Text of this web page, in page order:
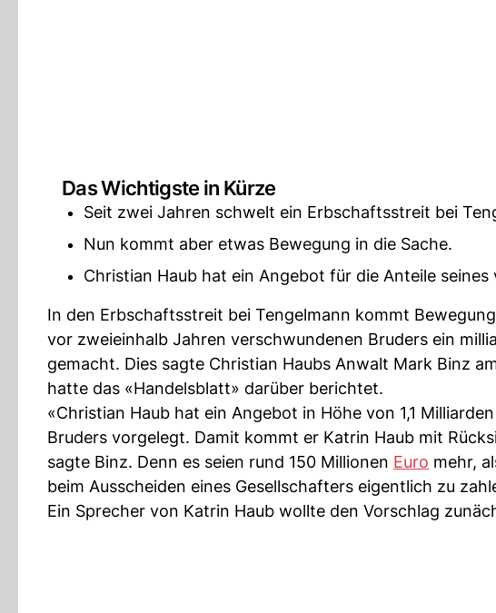
Das Wichtigste in Kürze
Seit zwei Jahren schwelt ein Erbschaftsstreit bei
Nun kommt aber etwas Bewegung in die Sache.
Christian Haub hat ein Angebot für die Anteile
In den Erbschaftsstreit bei Tengelmann kommt
vor zweieinhalb Jahren verschwundenen Bruders ein
gemacht. Dies sagte Christian Haubs Anwalt Mark Binz
hatte das «Handelsblatt» darüber berichtet.
«Christian Haub hat ein Angebot in Höhe von 1,1 Milliarden
Bruders vorgelegt. Damit kommt er Katrin Haub mit
sagte Binz. Denn es seien rund 150 Millionen Euro mehr,
beim Ausscheiden eines Gesellschafters eigentlich zu
Ein Sprecher von Katrin Haub wollte den Vorschlag